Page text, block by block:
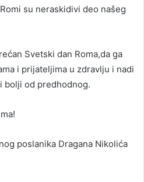
su neraskidivi deo našeg
Svetski dan Roma,da ga
i prijateljima u zdravlju i nadi
bolji od predhodnog.
poslanika Dragana Nikolića